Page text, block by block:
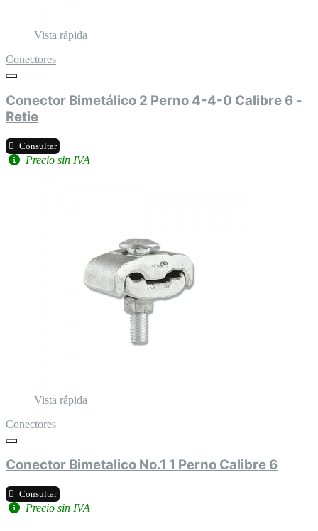
Vista rápida
Conectores
Conector Bimetálico 2 Perno 4-4-0 Calibre 6 -
Retie
Consultar
Precio sin IVA
Vista rápida
Conectores
Conector Bimetalico No.1 1 Perno Calibre 6
Consultar
Precio sin IVA